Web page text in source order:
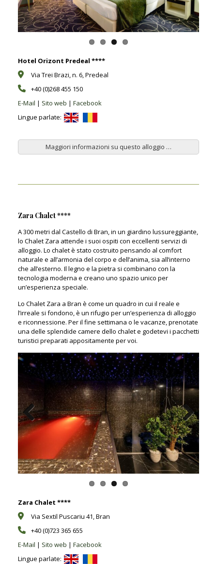
Hotel Orizont Predeal ****
Via Trei Brazi, n. 6, Predeal
+40 (0)268 455 150
E-Mail | Sito web | Facebook
Lingue parlate:
Maggiori informazioni su questo alloggio …
Zara Chalet ****
A 300 metri dal Castello di Bran, in un giardino lussureggiante,
lo Chalet Zara attende i suoi ospiti con eccellenti servizi di
alloggio. Lo chalet è stato costruito pensando al comfort
naturale e all’armonia del corpo e dell’anima, sia all’interno
che all’esterno. Il legno e la pietra si combinano con la
tecnologia moderna e creano uno spazio unico per
un’esperienza speciale.
Lo Chalet Zara a Bran è come un quadro in cui il reale e
l’irreale si fondono, è un rifugio per un’esperienza di alloggio
e riconnessione. Per il fine settimana o le vacanze, prenotate
una delle splendide camere dello chalet e godetevi i pacchetti
turistici preparati appositamente per voi.
Previous Next
Zara Chalet ****
Via Sextil Puscariu 41, Bran
+40 (0)723 365 655
E-Mail | Sito web | Facebook
Lingue parlate: